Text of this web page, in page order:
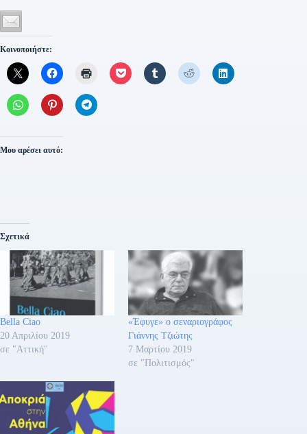
Κοινοποιήστε:
Μου αρέσει αυτό:
Σχετικά
Bella Ciao
20 Απριλίου 2019
σε "Αττική"
«Έφυγε» ο σεναριογράφος
Γιάννης Τζιώτης
7 Μαρτίου 2019
σε "Πολιτισμός"